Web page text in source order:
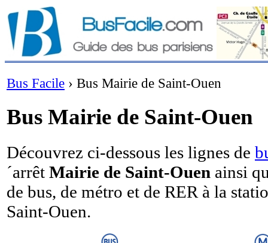
Bus Facile › Bus Mairie de Saint-Ouen
Bus Mairie de Saint-Ouen
Découvrez ci-dessous les lignes de
´arrêt Mairie de Saint-Ouen ainsi
de bus, de métro et de RER à la
Saint-Ouen.